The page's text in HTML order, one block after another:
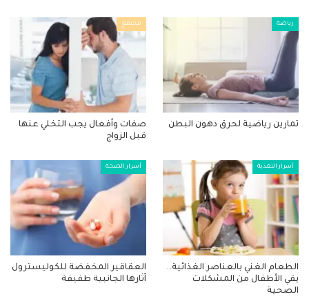
رياضة
تمارين رياضية لحرق دهون البطن
مجتمع
صفات وأفعال يجب التخلي عنها
قبل الزواج
أسرار التغذية
الطعام الغني بالعناصر الغذائية..
يقي الأطفال من المشكلات
الصحية
أسرار الصحة
العقاقير المخفضة للكوليسترول
آثارها الجانبية طفيفة